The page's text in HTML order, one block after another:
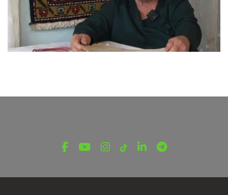
НАШИ КОРРЕСПОНДЕНТЫ ИЗ ПРИГРАНИЧНЫХ СЕЛ
6 августа, 2026